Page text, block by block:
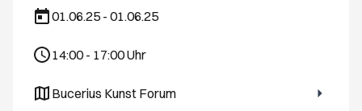
01.06.25 - 01.06.25
14:00 - 17:00Uhr
Bucerius Kunst Forum
Öffnet ein neues Browser-Tab